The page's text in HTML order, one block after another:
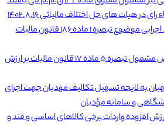
در هیات های حل اختلاف مالیاتی ۱۴۰۲.۸.۱۶
اصلاحیه ماده ۱ ضوابط اجرایی موضوع تبصره ۱ ماده ۱۸۶ قانون مالیات
اطلاع رسانی به اشخاص مشمول تبصره ۵ ماده ۱۷ قانون مالیات بر ارزش
به لایحه تسهیل تکالیف مودیان جهت اجرای
و سامانه مؤدیان
افزوده واردات برخی کالاهای اساسی و قند و